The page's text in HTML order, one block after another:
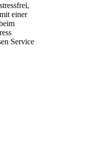
einer
Service